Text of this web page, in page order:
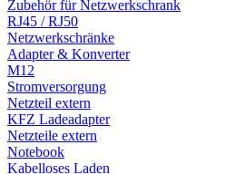
Zubehör für Netzwerkschrank
RJ45 / RJ50
Netzwerkschränke
Adapter & Konverter
M12
Stromversorgung
Netzteil extern
KFZ Ladeadapter
Netzteile extern
Notebook
Kabelloses Laden